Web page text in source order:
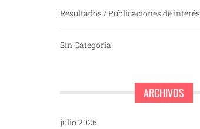
Resultados / Publicaciones de interés
Sin Categoría
ARCHIVOS
julio 2026